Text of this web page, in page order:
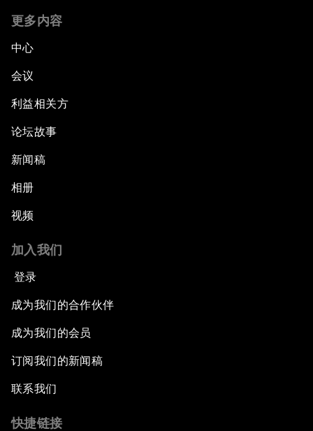
更多内容
中心
会议
利益相关方
论坛故事
新闻稿
相册
视频
加入我们
登录
成为我们的合作伙伴
成为我们的会员
订阅我们的新闻稿
联系我们
快捷链接